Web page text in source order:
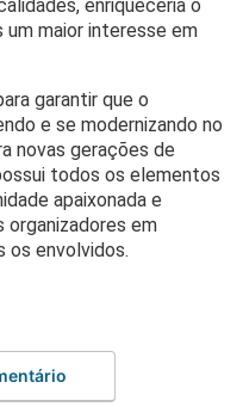
enriqueceria o
maior interesse em
garantir que o
e se modernizando no
novas gerações de
todos os elementos
apaixonada e
organizadores em
os envolvidos.